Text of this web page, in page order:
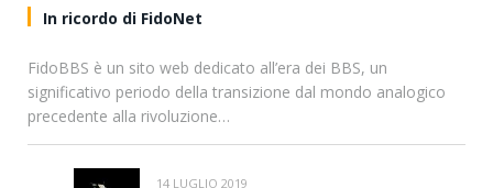
In ricordo di FidoNet
FidoBBS è un sito web dedicato all’era dei BBS, un
significativo periodo della transizione dal mondo analogico
precedente alla rivoluzione…
14 LUGLIO 2019